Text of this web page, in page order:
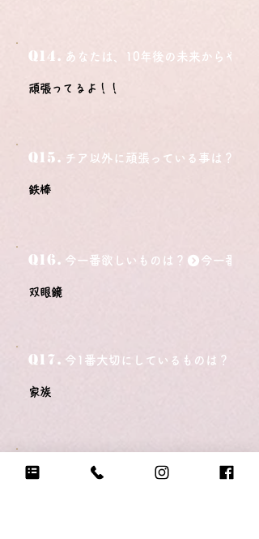
Q14. あなたは、10年後の未来からやっ
頑張ってるよ！！
Q15. チア以外に頑張っている事は？
鉄棒
Q16. 今一番欲しいものは？
双眼鏡
Q17. 今1番大切にしているものは？
家族
Q18. 悲しい時に頼る人は？